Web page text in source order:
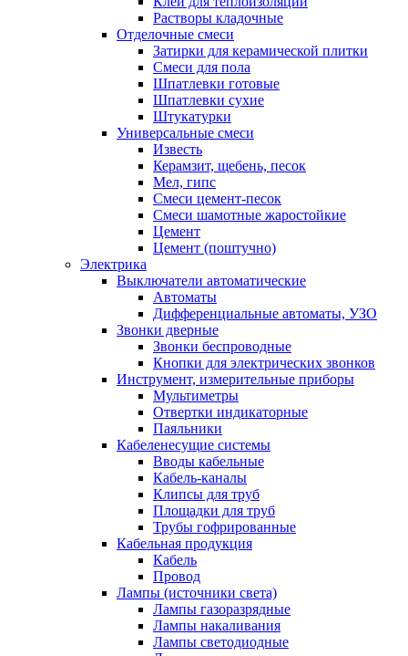
Растворы кладочные
Отделочные смеси
Затирки для керамической плитки
Смеси для пола
Шпатлевки готовые
Шпатлевки сухие
Штукатурки
Универсальные смеси
Известь
Керамзит, щебень, песок
Мел, гипс
Смеси цемент-песок
Смеси шамотные жаростойкие
Цемент
Цемент (поштучно)
Электрика
Выключатели автоматические
Автоматы
Дифференциальные автоматы, УЗО
Звонки дверные
Звонки беспроводные
Кнопки для электрических звонков
Инструмент, измерительные приборы
Мультиметры
Отвертки индикаторные
Паяльники
Кабеленесущие системы
Вводы кабельные
Кабель-каналы
Клипсы для труб
Площадки для труб
Трубы гофрированные
Кабельная продукция
Кабель
Провод
Лампы (источники света)
Лампы газоразрядные
Лампы накаливания
Лампы светодиодные